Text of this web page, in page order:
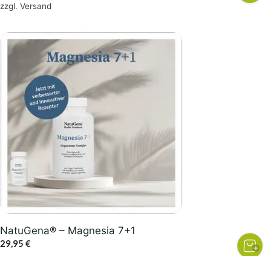
zzgl. Versand
NatuGena® – Magnesia 7+1
29,95 €